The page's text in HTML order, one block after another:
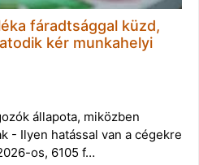
fáradtsággal küzd,
kér munkahelyi
állapota, miközben
- Ilyen hatással van a cégekre
os, 6105 f…